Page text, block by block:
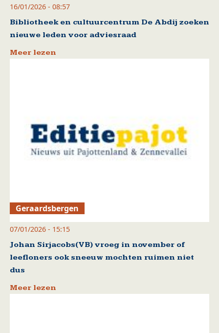
16/01/2026 - 08:57
Bibliotheek en cultuurcentrum De Abdij zoeken
nieuwe leden voor adviesraad
Meer lezen
Geraardsbergen
07/01/2026 - 15:15
Johan Sirjacobs(VB) vroeg in november of
leefloners ook sneeuw mochten ruimen niet
dus
Meer lezen